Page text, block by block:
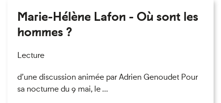
Marie-Hélène Lafon - Où sont les
hommes ?
Lecture
d’une discussion animée par Adrien Genoudet Pour
sa nocturne du 9 mai, le ...